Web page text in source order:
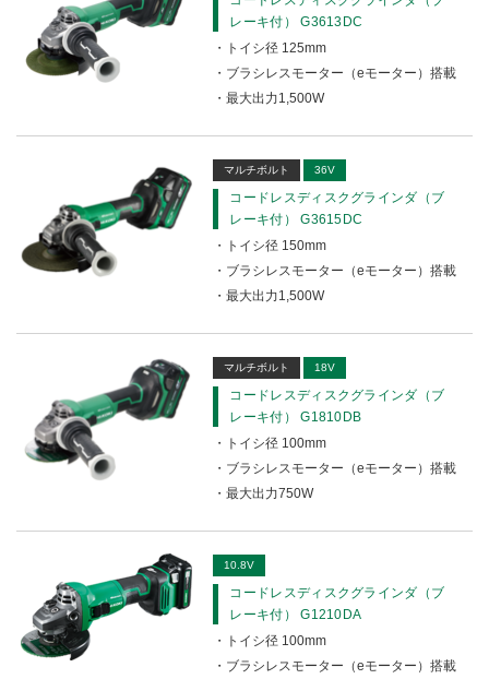
レーキ付） G3613DC
トイシ径 125mm
ブラシレスモーター（eモーター）搭載
最大出力1,500W
マルチボルト 36V
コードレスディスクグラインダ（ブ
レーキ付） G3615DC
トイシ径 150mm
ブラシレスモーター（eモーター）搭載
最大出力1,500W
マルチボルト 18V
コードレスディスクグラインダ（ブ
レーキ付） G1810DB
トイシ径 100mm
ブラシレスモーター（eモーター）搭載
最大出力750W
10.8V
コードレスディスクグラインダ（ブ
レーキ付） G1210DA
トイシ径 100mm
ブラシレスモーター（eモーター）搭載